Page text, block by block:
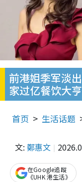
前港姐季军淡
家过亿餐饮大
首页 生活话题
文: 鄭惠文
在Google追蹤
《UHK 港生活》